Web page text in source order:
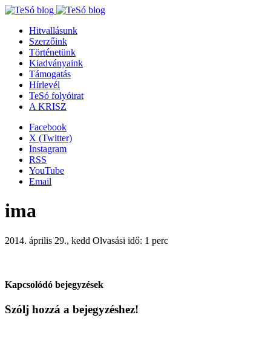
Hitvallásunk
Szerzőink
Történetünk
Kiadványaink
Támogatás
Hírlevél
TeSó folyóirat
A KRISZ
Facebook
X (Twitter)
Instagram
RSS
YouTube
Email
ima
2014. április 29., kedd Olvasási idő: 1 perc
Kapcsolódó bejegyzések
Szólj hozzá a bejegyzéshez!